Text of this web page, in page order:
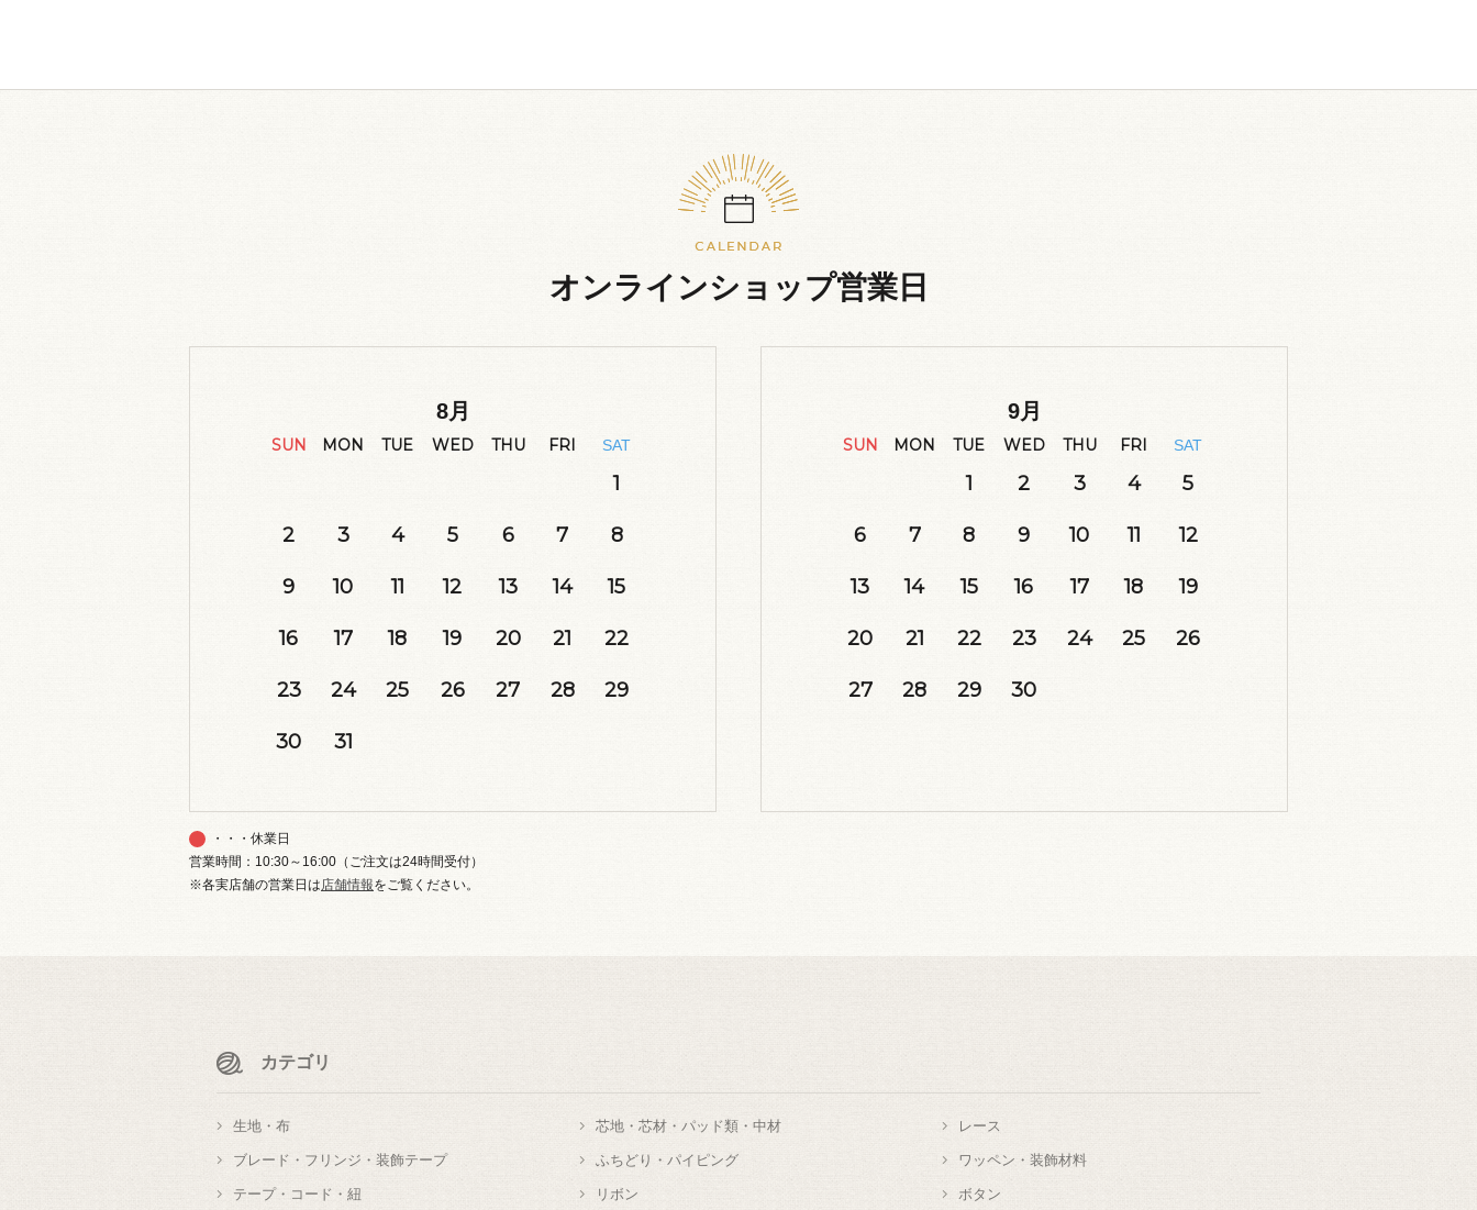
オンラインショップ営業日
8月
SUN MON TUE WED THU FRI SAT
1
2 3 4 5 6 7 8
9 10 11 12 13 14 15
16 17 18 19 20 21 22
23 24 25 26 27 28 29
30 31
9月
SUN MON TUE WED THU FRI SAT
1 2 3 4 5
6 7 8 9 10 11 12
13 14 15 16 17 18 19
20 21 22 23 24 25 26
27 28 29 30
・・・休業日
営業時間：10:30～16:00（ご注文は24時間受付）
※各実店舗の営業日は店舗情報をご覧ください。
カテゴリ
生地・布 芯地・芯材・パッド類・中材 レース
ブレード・フリンジ・装飾テープ ふちどり・パイピング ワッペン・装飾材料
テープ・コード・紐 リボン ボタン